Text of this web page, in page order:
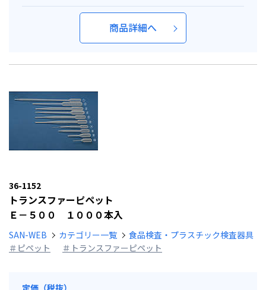
商品詳細へ
36-1152
トランスファーピペット
Ｅ－５００ １０００本入
SAN-WEB カテゴリー一覧
食品検査・プラスチック検査器具
＃ピペット
＃トランスファーピペット
定価（税抜）